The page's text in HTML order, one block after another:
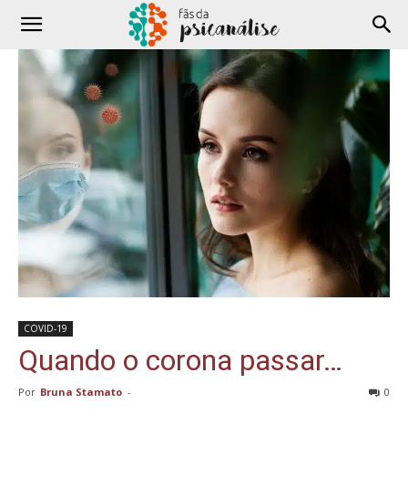
COVID-19
Quando o corona passar…
Por Bruna Stamato - 0